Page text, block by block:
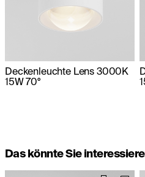
Deckenleuchte Lens 3000K
15W 70°
Das könnte Sie